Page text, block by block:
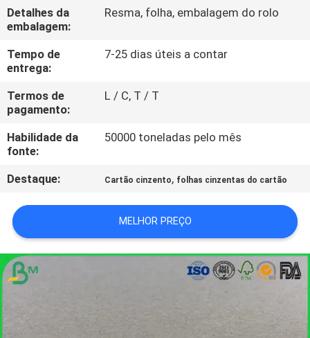
CONTACTE-
NOS
NOTÍCIAS
CASOS
MAPA
DO
SITE
POLÍTICA
PRIVACIDADE
Detalhes da
embalagem:
Resma, folha, embalagem do rolo
Tempo de
entrega:
7-25 dias úteis a contar
Termos de
pagamento:
L / C, T / T
Habilidade da
fonte:
50000 toneladas pelo mês
Destaque: Cartão cinzento, folhas cinzentas do cartão
MELHOR PREÇO